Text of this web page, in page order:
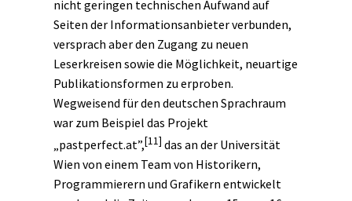
nicht geringen technischen Aufwand auf
Seiten der Informationsanbieter verbunden,
versprach aber den Zugang zu neuen
Leserkreisen sowie die Möglichkeit, neuartige
Publikationsformen zu erproben.
Wegweisend für den deutschen Sprachraum
war zum Beispiel das Projekt
„pastperfect.at”,[11] das an der Universität
Wien von einem Team von Historikern,
Programmierern und Grafikern entwickelt